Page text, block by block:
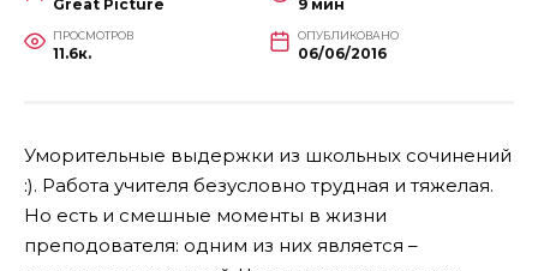
Great Picture 9 мин
ПРОСМОТРОВ
11.6к.
ОПУБЛИКОВАНО
06/06/2016
Уморительные выдержки из школьных сочинений
:). Работа учителя безусловно трудная и тяжелая.
Но есть и смешные моменты в жизни
преподователя: одним из них является –